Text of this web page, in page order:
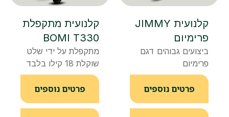
קלנועית JIMMY
פרימיום
ביצועים גבוהים דגם
פרימיום
פרטים נוספים
קלנועית מתקפלת
BOMI T330
מתקפלת על ידי שלט
שוקלת 18 קילו בלבד
פרטים נוספים